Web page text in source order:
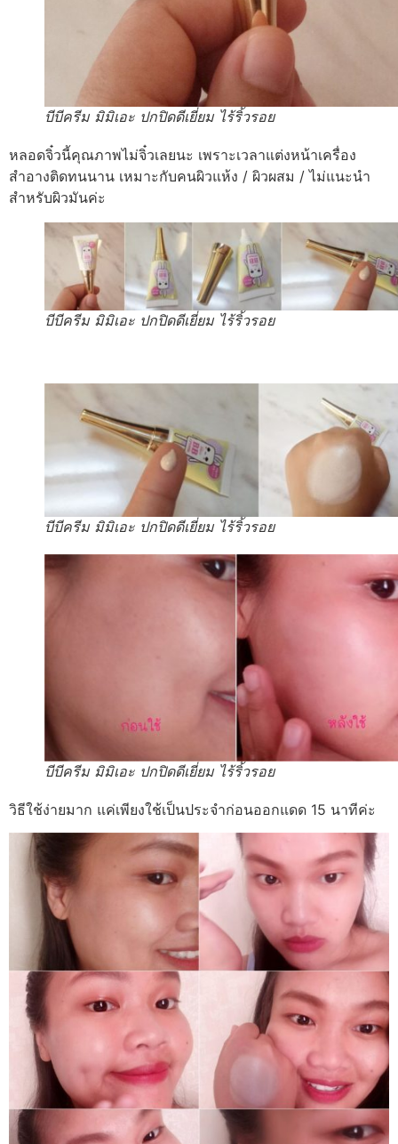
บีบีครีม มิมิเอะ ปกปิดดีเยี่ยม ไร้ริ้วรอย
หลอดจิ๋วนี้คุณภาพไม่จิ๋วเลยนะ เพราะเวลาแต่งหน้าเครื่อง
สำอางติดทนนาน เหมาะกับคนผิวแห้ง / ผิวผสม / ไม่แนะนำ
สำหรับผิวมันค่ะ
บีบีครีม มิมิเอะ ปกปิดดีเยี่ยม ไร้ริ้วรอย
บีบีครีม มิมิเอะ ปกปิดดีเยี่ยม ไร้ริ้วรอย
บีบีครีม มิมิเอะ ปกปิดดีเยี่ยม ไร้ริ้วรอย
วิธีใช้ง่ายมาก แค่เพียงใช้เป็นประจำก่อนออกแดด 15 นาทีค่ะ